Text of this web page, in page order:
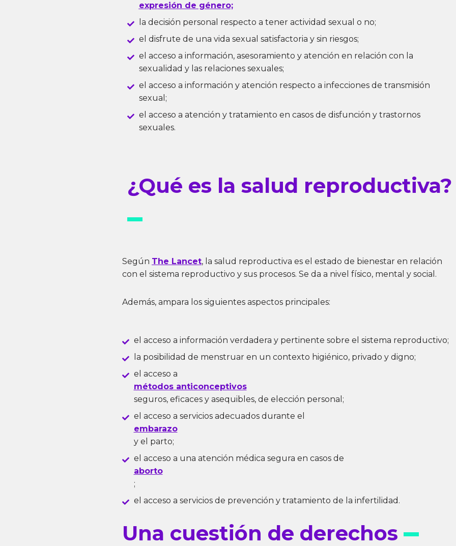
expresión de género;
la decisión personal respecto a tener actividad sexual o no;
el disfrute de una vida sexual satisfactoria y sin riesgos;
el acceso a información, asesoramiento y atención en relación con la
sexualidad y las relaciones sexuales;
el acceso a información y atención respecto a infecciones de transmisión
sexual;
el acceso a atención y tratamiento en casos de disfunción y trastornos
sexuales.
¿Qué es la salud reproductiva?
Según The Lancet, la salud reproductiva es el estado de bienestar en relación
con el sistema reproductivo y sus procesos. Se da a nivel físico, mental y social.
Además, ampara los siguientes aspectos principales:
el acceso a información verdadera y pertinente sobre el sistema reproductivo;
la posibilidad de menstruar en un contexto higiénico, privado y digno;
el acceso a
métodos anticonceptivos
seguros, eficaces y asequibles, de elección personal;
el acceso a servicios adecuados durante el
embarazo
y el parto;
el acceso a una atención médica segura en casos de
aborto
;
el acceso a servicios de prevención y tratamiento de la infertilidad.
Una cuestión de derechos